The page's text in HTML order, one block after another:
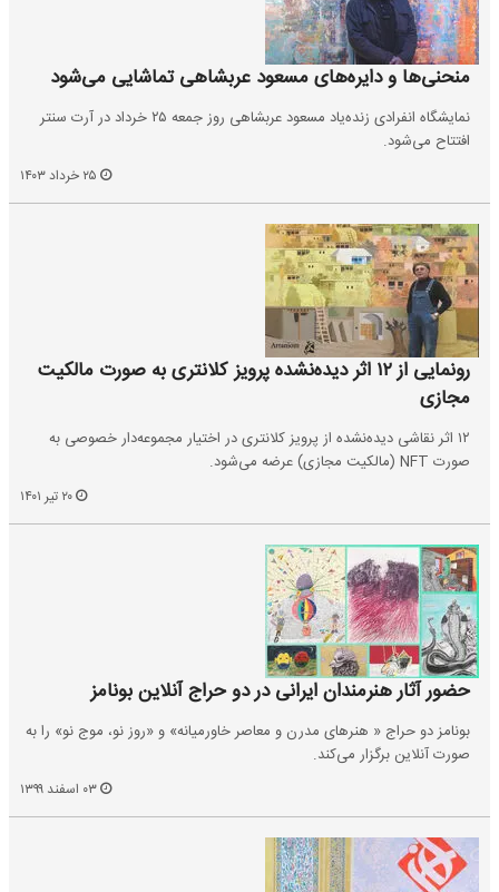
منحنی‌ها و دایره‌های مسعود عربشاهی تماشایی می‌شود
نمایشگاه انفرادی زنده‌یاد مسعود عربشاهی روز جمعه ۲۵ خرداد در آرت سنتر
افتتاح می‌شود.
رونمایی از ۱۲ اثر دیده‌نشده پرویز کلانتری به‌ صورت مالکیت
مجازی
۱۲ اثر نقاشی دیده‌نشده از پرویز کلانتری در اختیار مجموعه‌دار خصوصی به‌
صورت NFT (مالکیت مجازی) عرضه می‌شود.
حضور آثار هنرمندان ایرانی در دو حراج آنلاین بونامز
بونامز دو حراج « هنرهای مدرن و معاصر خاورمیانه» و «روز نو، موج نو» را به
صورت آنلاین برگزار می‌کند.